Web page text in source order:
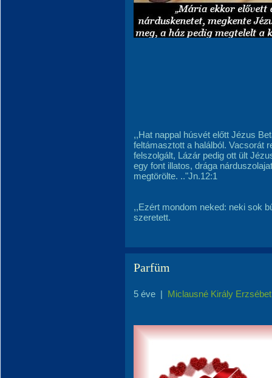
,,Hat nappal húsvét előtt Jézus
feltámasztott a halálból. Vacsorát
felszolgált, Lázár pedig ott ült
egy font illatos, drága
megtörölte. .."Jn.12:1
,,Ezért mondom neked: neki sok
szeretett.
Parfüm
5 éve | Miclausné Király Erzsébet